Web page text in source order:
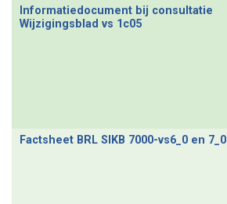
Informatiedocument bij consultatie
Wijzigingsblad vs 1c05
Factsheet BRL SIKB 7000-vs6_0 en 7_0